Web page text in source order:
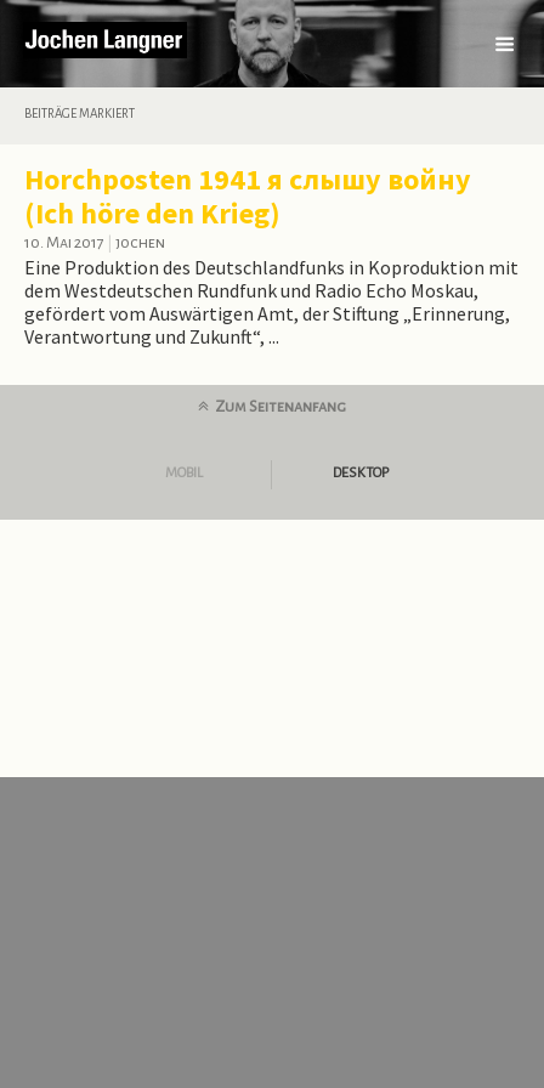
BEITRÄGE MARKIERT
Horchposten 1941 я слышу войну
(Ich höre den Krieg)
10. Mai 2017 jochen
Eine Produktion des Deutschlandfunks in Koproduktion mit
dem Westdeutschen Rundfunk und Radio Echo Moskau,
gefördert vom Auswärtigen Amt, der Stiftung „Erinnerung,
Verantwortung und Zukunft“, ...
Zum Seitenanfang
MOBIL DESKTOP